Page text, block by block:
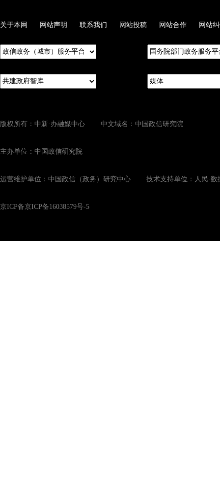
关于本网 网站声明 联系我们 网站投稿 网站合作 网站
版权所有：中新·办融媒中心 中文域名：中国政信研究院
主办单位：中国政信研究院
运营维护单位：中国政信（政务）研究中心 技术支持单位：人民·数
京ICP备京ICP备16038579号-5